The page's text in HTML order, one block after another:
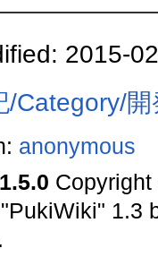
2015-
/Category/開
anonymous
1.3